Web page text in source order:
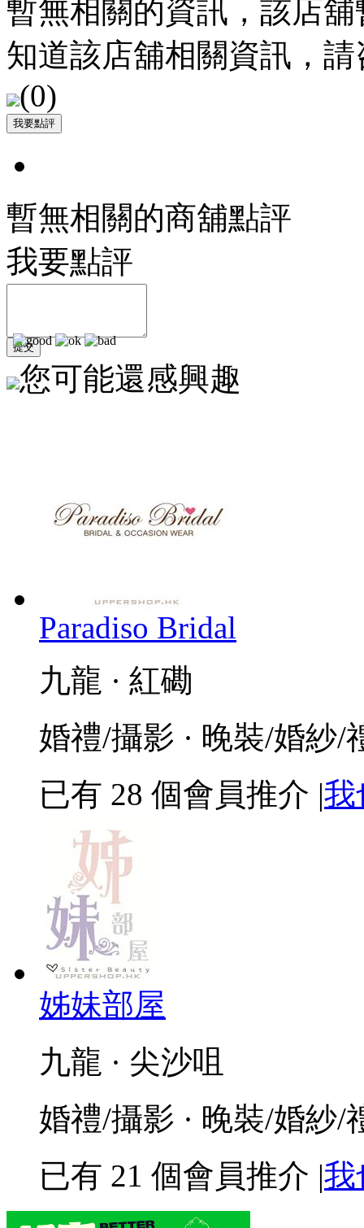
暫無相關的資訊，該店
知道該店舖相關資訊，
(0)
暫無相關的商舖點評
我要點評
您可能還感興趣
Paradiso Bridal
九龍 · 紅磡
婚禮/攝影 · 晚裝/婚紗/
已有 28 個會員推介 |我
姊妹部屋
九龍 · 尖沙咀
婚禮/攝影 · 晚裝/婚紗/
已有 21 個會員推介 |我